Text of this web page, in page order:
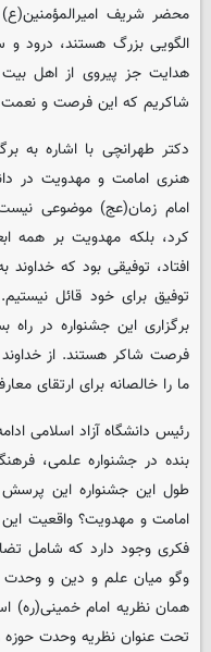
محضر شریف
الگویی بزرگ هستند، درود
هدایت جز پیروی از اهل
شاکریم که این فرصت و نعمت
دکتر طهرانچی با اشاره به
هنری امامت و مهدویت در
امام زمان(عج) موضوعی
کرد، بلکه مهدویت بر همه
افتاد، توفیقی بود که
توفیق برای خود قائل
برگزاری این جشنواره در
فرصت شاکر هستند. از
ما را خالصانه برای ارتقای
رئیس دانشگاه آزاد اسلامی
بنده در جشنواره علمی،
طول این جشنواره این پرسش
فکری وجود دارد که شامل
وگو میان علم و دین و
تحت عنوان نظریه وحدت حوزه